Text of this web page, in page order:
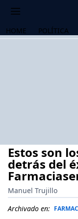
HOME POLÍTICA
Estos son
detrás del
Manuel Trujillo
Archivado en: